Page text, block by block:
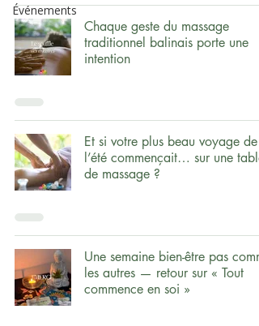
Événements
Chaque geste du massage
traditionnel balinais porte une
intention
Et si votre plus beau voyage de
l’été commençait… sur une table
de massage ?
Une semaine bien-être pas
les autres — retour sur « Tout
commence en soi »